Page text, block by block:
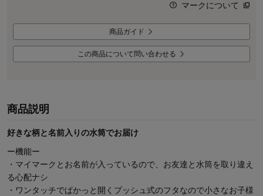
マークについて
商品ガイド
この商品について問い合わせる
商品説明
好きな柄と名前入りの水筒でお届け
ー機能ー
・マイマークとお名前が入っているので、お友達と水筒を取り違え
る心配ナシ
・ワンタッチでぱかっと開くプッシュ式のフタなので小さなお子様